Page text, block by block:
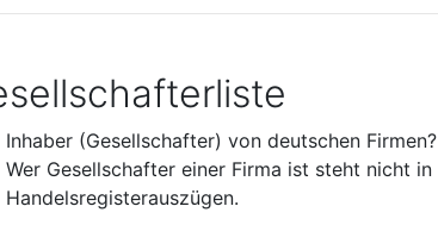
Inhaber (Gesellschafter) von deutschen Firmen?
Wer Gesellschafter einer Firma ist steht nicht in
Handelsregisterauszügen.